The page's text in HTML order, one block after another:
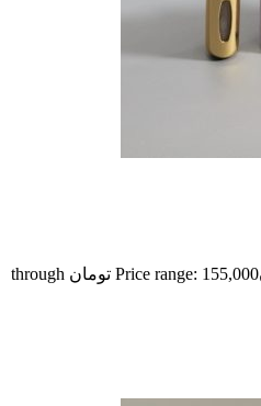
Price range: 155,000 تومان through